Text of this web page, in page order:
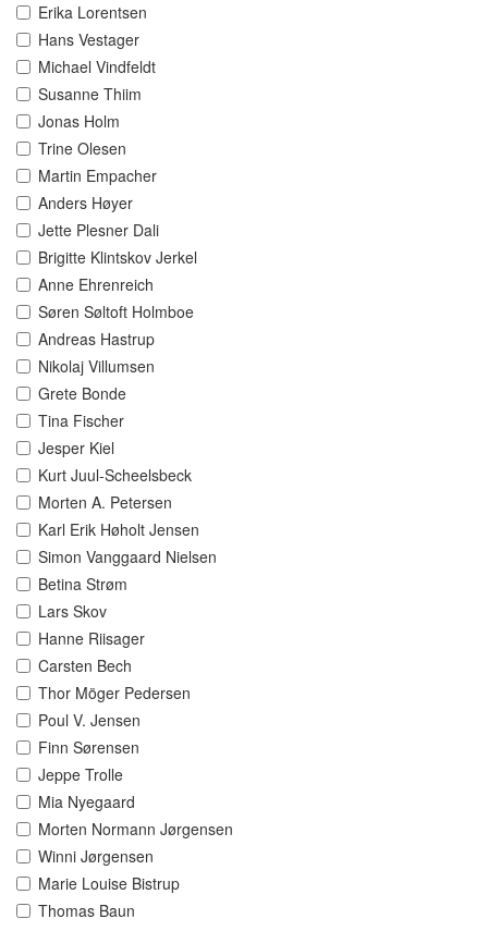
Erika Lorentsen
Hans Vestager
Michael Vindfeldt
Susanne Thiim
Jonas Holm
Trine Olesen
Martin Empacher
Anders Høyer
Jette Plesner Dali
Brigitte Klintskov Jerkel
Anne Ehrenreich
Søren Søltoft Holmboe
Andreas Hastrup
Nikolaj Villumsen
Grete Bonde
Tina Fischer
Jesper Kiel
Kurt Juul-Scheelsbeck
Morten A. Petersen
Karl Erik Høholt Jensen
Simon Vanggaard Nielsen
Betina Strøm
Lars Skov
Hanne Riisager
Carsten Bech
Thor Möger Pedersen
Poul V. Jensen
Finn Sørensen
Jeppe Trolle
Mia Nyegaard
Morten Normann Jørgensen
Winni Jørgensen
Marie Louise Bistrup
Thomas Baun